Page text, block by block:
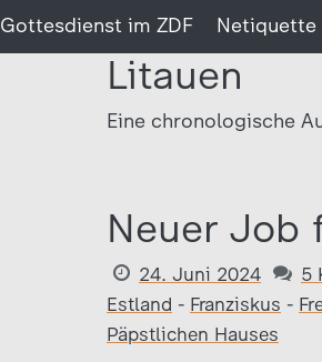
Gottesdienst im ZDF Netiquette
Litauen
Eine chronologische
Neuer Job
24. Juni 2024 5
Estland - Franziskus -
Päpstlichen Hauses